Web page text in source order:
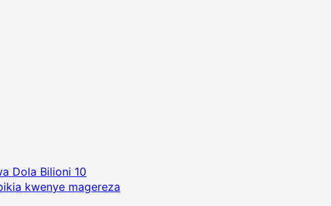
Dola Bilioni 10
kwenye magereza